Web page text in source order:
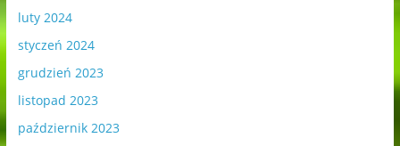
luty 2024
styczeń 2024
grudzień 2023
listopad 2023
październik 2023